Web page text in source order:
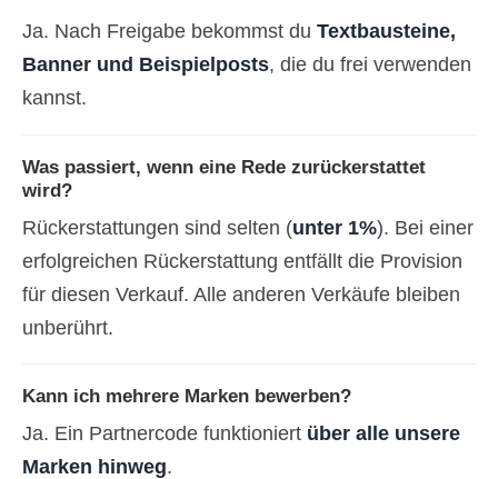
Ja. Nach Freigabe bekommst du Textbausteine,
Banner und Beispielposts, die du frei verwenden
kannst.
Was passiert, wenn eine Rede zurückerstattet
wird?
Rückerstattungen sind selten (unter 1%). Bei einer
erfolgreichen Rückerstattung entfällt die Provision
für diesen Verkauf. Alle anderen Verkäufe bleiben
unberührt.
Kann ich mehrere Marken bewerben?
Ja. Ein Partnercode funktioniert über alle unsere
Marken hinweg.